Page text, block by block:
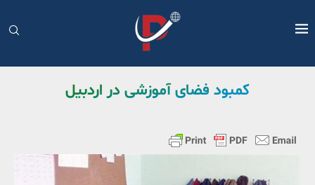
کمبود فضای آموزشی در اردبیل